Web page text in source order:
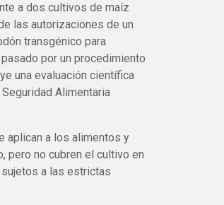
a dos cultivos de maíz
las autorizaciones de un
transgénico para
por un procedimiento
una evaluación científica
Alimentaria
aplican a los alimentos y
pero no cubren el cultivo en
a las estrictas